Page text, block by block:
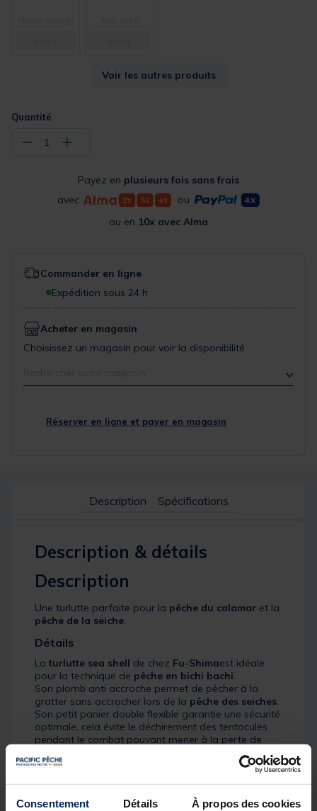
Consentement Détails À propos des cookies
Voir les autres produits
Quantité
− 1 +
Payez en plusieurs fois sans frais
avec
ou
ou en 10x avec Alma
Commander en ligne
Expédition sous 24 h
Acheter en magasin
Choisissez un magasin pour voir la disponibilité
Réserver en ligne et payer en magasin
Description Spécifications
Description & détails
Description
Une turlutte parfaite pour la pêche du calamar et la
pêche de la seiche.
Détails
La turlutte sea shell de chez Fu-Shimaest idéale
pour la technique de pêche en bichi bachi.
Son plomb anti accroche permet de pêcher à la
gratter sans accrocher lors de la pêche des seiches.
Son petit panier double flexible garantie une sécurité
optimale, cela évite le déchirement des tentacules
pendant le combat pouvant mener à la perte de
Ses nageoires en plumes lui confèrent une flottaison
Son anneau verticale fixe permet une animation